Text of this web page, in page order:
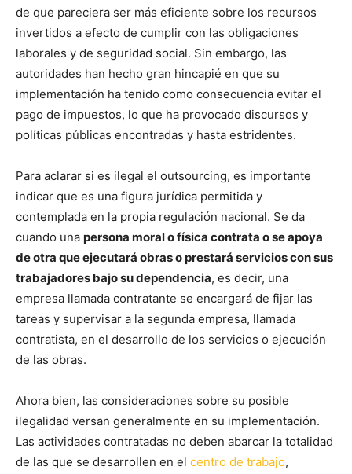
de que pareciera ser más eficiente sobre los recursos
invertidos a efecto de cumplir con las obligaciones
laborales y de seguridad social. Sin embargo, las
autoridades han hecho gran hincapié en que su
implementación ha tenido como consecuencia evitar el
pago de impuestos, lo que ha provocado discursos y
políticas públicas encontradas y hasta estridentes.
Para aclarar si es ilegal el outsourcing, es importante
indicar que es una figura jurídica permitida y
contemplada en la propia regulación nacional. Se da
cuando una persona moral o física contrata o se apoya
de otra que ejecutará obras o prestará servicios con sus
trabajadores bajo su dependencia, es decir, una
empresa llamada contratante se encargará de fijar las
tareas y supervisar a la segunda empresa, llamada
contratista, en el desarrollo de los servicios o ejecución
de las obras.
Ahora bien, las consideraciones sobre su posible
ilegalidad versan generalmente en su implementación.
Las actividades contratadas no deben abarcar la totalidad
de las que se desarrollen en el centro de trabajo,